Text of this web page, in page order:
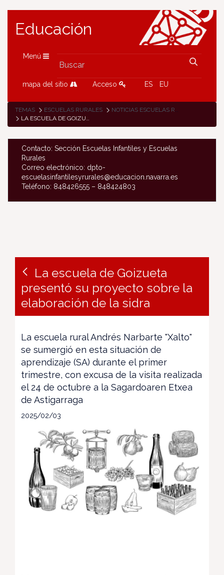
Educación
Menú
mapa del sitio Acceso ES EU
TEMAS ESCUELAS RURALES
NOTICIAS ESCUELAS RURALES
LA ESCUELA DE GOIZUETA PRESENTÓ SU PROYECTO SOBRE LA ELABORACIÓN DE LA SIDRA
Contacto: Sección Escuelas Infantiles y Escuelas
Rurales
Correo electrónico: dpto-
escuelasinfantilesyrurales@educacion.navarra.es
Teléfono: 848426555 – 848424803
La escuela de Goizueta
presentó su proyecto sobre la
elaboración de la sidra
La escuela rural Andrés Narbarte "Xalto"
se sumergió en esta situación de
aprendizaje (SA) durante el primer
trimestre, con excusa de la visita realizada
el 24 de octubre a la Sagardoaren Etxea
de Astigarraga
2025/02/03